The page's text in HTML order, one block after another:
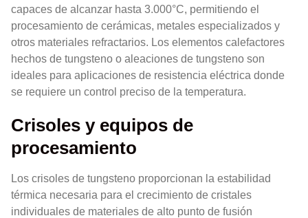
capaces de alcanzar hasta 3.000°C, permitiendo el
procesamiento de cerámicas, metales especializados y
otros materiales refractarios. Los elementos calefactores
hechos de tungsteno o aleaciones de tungsteno son
ideales para aplicaciones de resistencia eléctrica donde
se requiere un control preciso de la temperatura.
Crisoles y equipos de
procesamiento
Los crisoles de tungsteno proporcionan la estabilidad
térmica necesaria para el crecimiento de cristales
individuales de materiales de alto punto de fusión